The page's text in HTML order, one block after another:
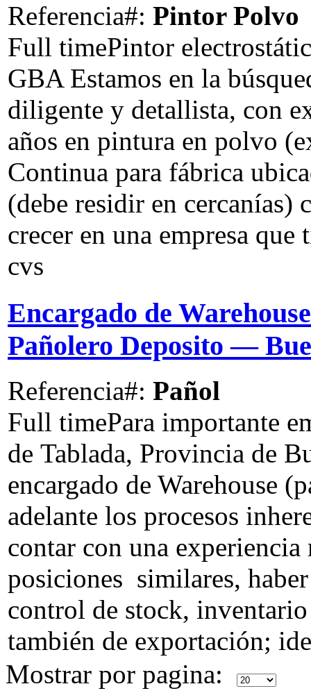
Referencia#: Pintor Polvo
Full timePintor
GBA Estamos en la
diligente y detallista, con
años en pintura en polvo
Continua para fábrica
(debe residir en cercanías)
crecer en una empresa
cvs
Encargado de
Pañolero Deposito—
Referencia#: Pañol
Full timePara importante
de Tablada, Provincia de
encargado de Warehouse
adelante los procesos
contar con una
posiciones similares,
control de stock,
también de exportación;
Mostrar por pagina: